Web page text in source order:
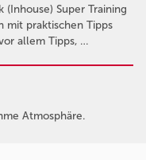
Super Training
mit praktischen Tipps
allem Tipps, …
Atmosphäre.